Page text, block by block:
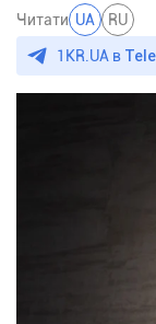
Читати UA RU
1KR.UA в